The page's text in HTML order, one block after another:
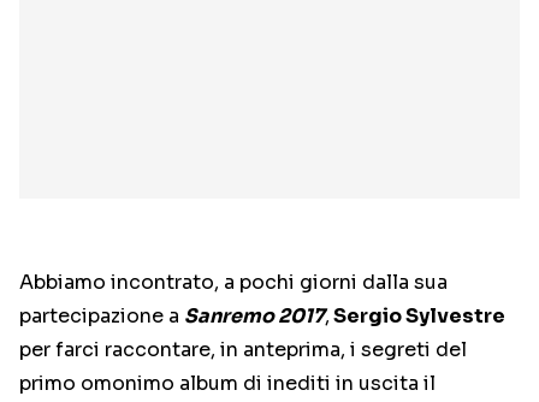
Abbiamo incontrato, a pochi giorni dalla sua
partecipazione a Sanremo 2017,Sergio Sylvestre
per farci raccontare, in anteprima, i segreti del
primo omonimo album di inediti in uscita il